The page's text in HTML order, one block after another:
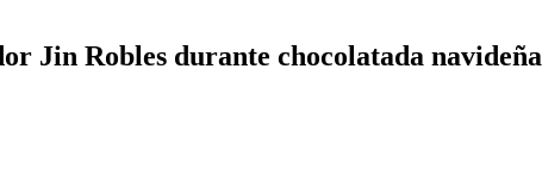
Jin Robles durante chocolatada navideña